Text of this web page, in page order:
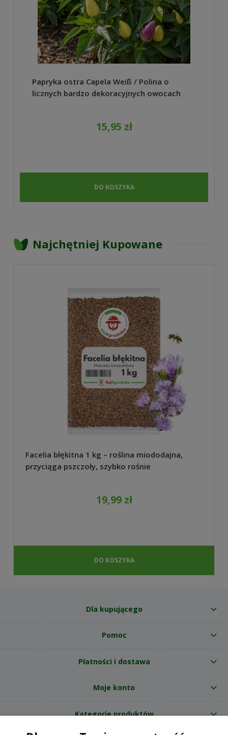
Papryka ostra Capela Weiß / Polina o
licznych bardzo dekoracyjnych owocach
15,95 zł
DO KOSZYKA
Najchętniej Kupowane
Facelia błękitna 1 kg – roślina miododajna,
przyciąga pszczoły, szybko rośnie
19,99 zł
DO KOSZYKA
Dla kupującego
Pomoc
Płatności i dostawa
Moje konto
Kategorie produktów